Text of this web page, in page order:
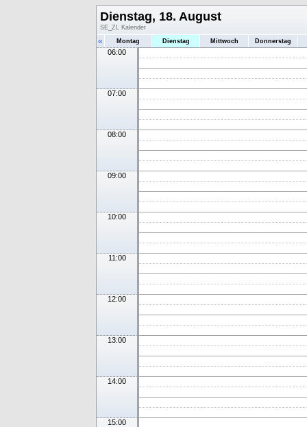
Dienstag, 18. August
SE_ZL Kalender
« Montag Dienstag Mittwoch Donnerstag
06:00
07:00
08:00
09:00
10:00
11:00
12:00
13:00
14:00
15:00